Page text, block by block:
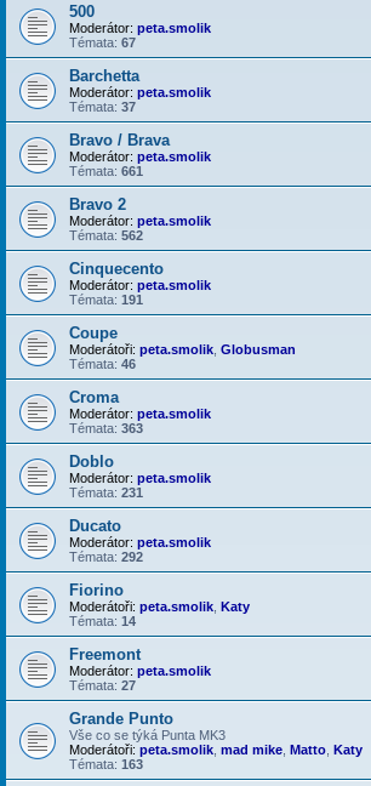
500
Moderátor: peta.smolik
Témata: 67
Barchetta
Moderátor: peta.smolik
Témata: 37
Bravo / Brava
Moderátor: peta.smolik
Témata: 661
Bravo 2
Moderátor: peta.smolik
Témata: 562
Cinquecento
Moderátor: peta.smolik
Témata: 191
Coupe
Moderátoři: peta.smolik Globusman
Témata: 46
Croma
Moderátor: peta.smolik
Témata: 363
Doblo
Moderátor: peta.smolik
Témata: 231
Ducato
Moderátor: peta.smolik
Témata: 292
Fiorino
Moderátoři: peta.smolik Katy
Témata: 14
Freemont
Moderátor: peta.smolik
Témata: 27
Grande Punto
Vše co se týká Punta MK3
Moderátoři: peta.smolik mad mike Matto Katy
Témata: 163